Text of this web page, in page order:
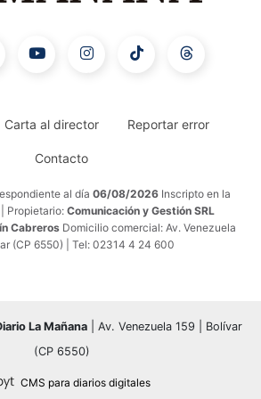
Carta al director Reportar error
Contacto
al día 06/08/2026 Inscripto en la
| Propietario: Comunicación y Gestión SRL
Cabreros Domicilio comercial: Av. Venezuela
(CP 6550) | Tel: 02314 4 24 600
La Mañana | Av. Venezuela 159 | Bolívar
(CP 6550)
CMS para diarios digitales